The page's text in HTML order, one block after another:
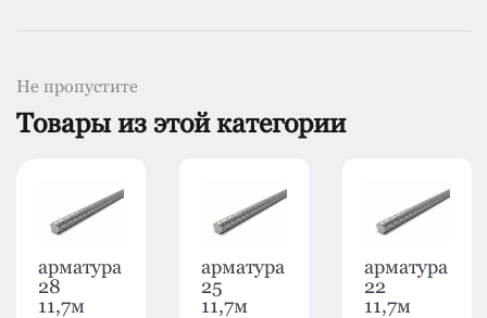
Не пропустите
Товары из этой категории
арматура
28
11,7м
арматура
25
11,7м
арматура
22
11,7м